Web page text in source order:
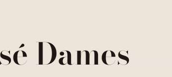
Dames